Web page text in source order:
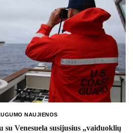
NAUJIENOS
su Venesuela susijusius „vaiduoklių